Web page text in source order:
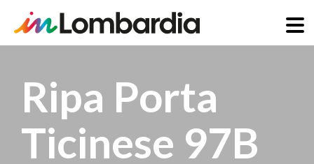
contenuto
principale
Ripa Porta
Ticinese 97B